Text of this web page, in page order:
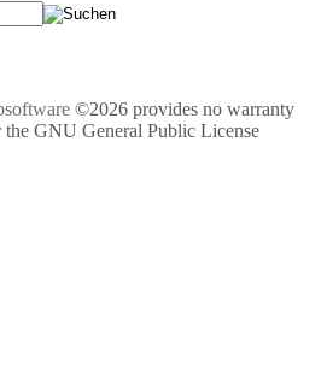
©2026 provides no warranty
the GNU General Public License